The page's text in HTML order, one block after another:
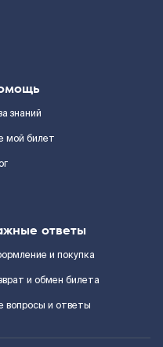
знаний
мой билет
ответы
и покупка
и обмен билета
вопросы и ответы